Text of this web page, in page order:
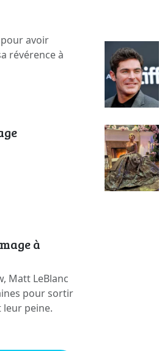
avoir
révérence à
à
Matt LeBlanc
pour sortir
peine.